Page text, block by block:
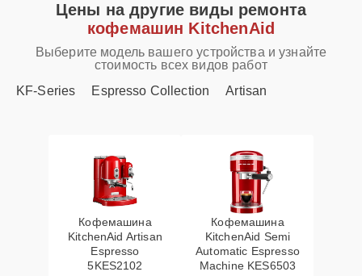
Цены на другие виды ремонта
кофемашин KitchenAid
Выберите модель вашего устройства и узнайте
стоимость всех видов работ
KF-Series
Espresso Collection Artisan
Кофемашина
KitchenAid Artisan
Espresso
5KES2102
Кофемашина
KitchenAid Semi
Automatic Espresso
Machine KES6503